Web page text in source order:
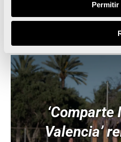
Permitir
Leer
‘Comparte
Valencia’